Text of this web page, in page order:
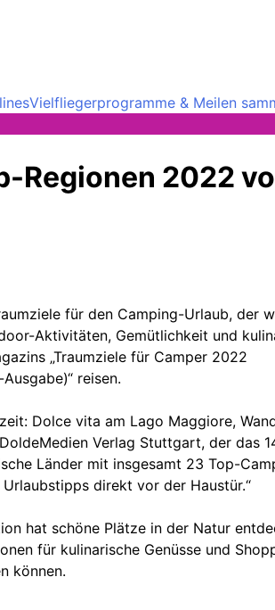
Vielfliegerprogramme & Meilen
Regionen 2022
für den Camping-Urlaub, der
Aktivitäten, Gemütlichkeit und
„Traumziele für Camper 2022
reisen.
Dolce vita am Lago Maggiore,
Verlag Stuttgart, der das
Länder mit insgesamt 23 Top-
direkt vor der Haustür.“
hat schöne Plätze in der Natur
für kulinarische Genüsse und
können.